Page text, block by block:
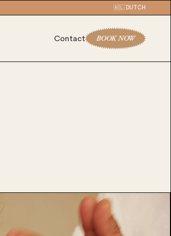
🇳🇱 DUTCH
Contact BOOK NOW